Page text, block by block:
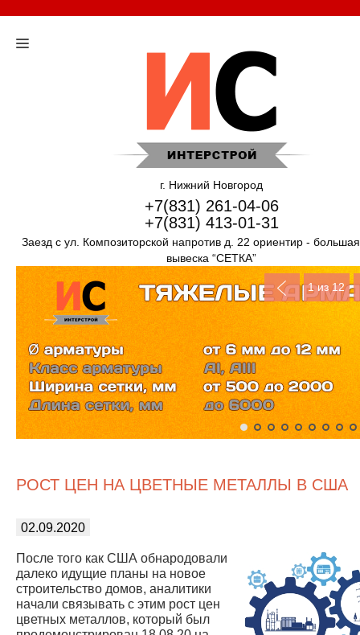
г. Нижний Новгород
+7(831) 261-04-06
+7(831) 413-01-31
Заезд с ул. Композиторской напротив д. 22 ориентир -
вывеска “СЕТКА”
1из 12
РОСТ ЦЕН НА ЦВЕТНЫЕ МЕТАЛЛЫ В США
02.09.2020
После того как США обнародовали
далеко идущие планы на новое
строительство домов, аналитики
начали связывать с этим рост цен
цветных металлов, который был